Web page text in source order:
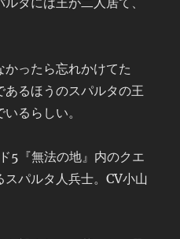
ったら忘れかけてた
るほうのスパルタの王
るらしい。
『無法の地』内のクエ
パルタ人兵士。CV小山